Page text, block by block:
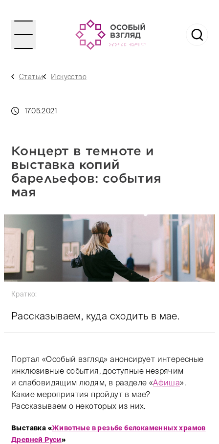
Статьи Искусство
17.05.2021
Концерт в темноте и
выставка копий
барельефов: события
мая
Кратко:
Рассказываем, куда сходить в мае.
Портал «Особый взгляд» анонсирует интересные
инклюзивные события, доступные незрячим
и слабовидящим людям, в разделе «Афиша».
Какие мероприятия пройдут в мае?
Рассказываем о некоторых из них.
Выставка «Животные в резьбе белокаменных храмов
Древней Руси»